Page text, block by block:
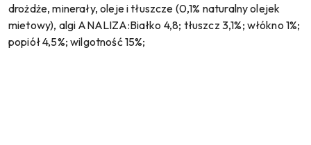
drożdże, minerały, oleje i tłuszcze (0,1% naturalny olejek
mietowy), algi ANALIZA:Białko 4,8; tłuszcz 3,1%; włókno 1%;
popiół 4,5%; wilgotność 15%;